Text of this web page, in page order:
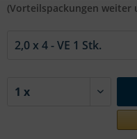
(Vorteilspackungen weiter